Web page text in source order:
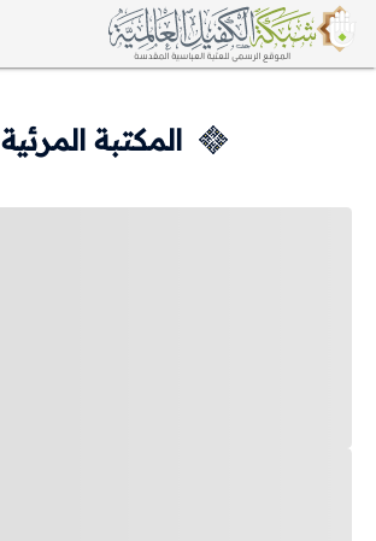
المكتبة المرئية